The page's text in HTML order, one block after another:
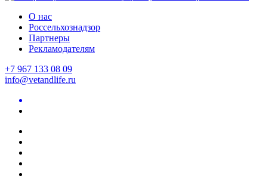
О нас
Россельхознадзор
Партнеры
Рекламодателям
+7 967 133 08 09
info@vetandlife.ru